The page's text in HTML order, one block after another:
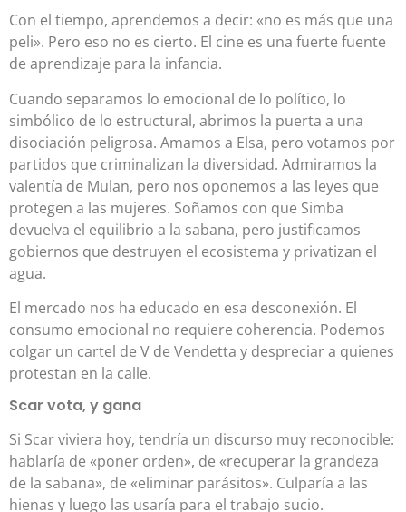
Con el tiempo, aprendemos a decir: «no es más que una
peli». Pero eso no es cierto. El cine es una fuerte fuente
de aprendizaje para la infancia.
Cuando separamos lo emocional de lo político, lo
simbólico de lo estructural, abrimos la puerta a una
disociación peligrosa. Amamos a Elsa, pero votamos por
partidos que criminalizan la diversidad. Admiramos la
valentía de Mulan, pero nos oponemos a las leyes que
protegen a las mujeres. Soñamos con que Simba
devuelva el equilibrio a la sabana, pero justificamos
gobiernos que destruyen el ecosistema y privatizan el
agua.
El mercado nos ha educado en esa desconexión. El
consumo emocional no requiere coherencia. Podemos
colgar un cartel de V de Vendetta y despreciar a quienes
protestan en la calle.
Scar vota, y gana
Si Scar viviera hoy, tendría un discurso muy reconocible:
hablaría de «poner orden», de «recuperar la grandeza
de la sabana», de «eliminar parásitos». Culparía a las
hienas y luego las usaría para el trabajo sucio.